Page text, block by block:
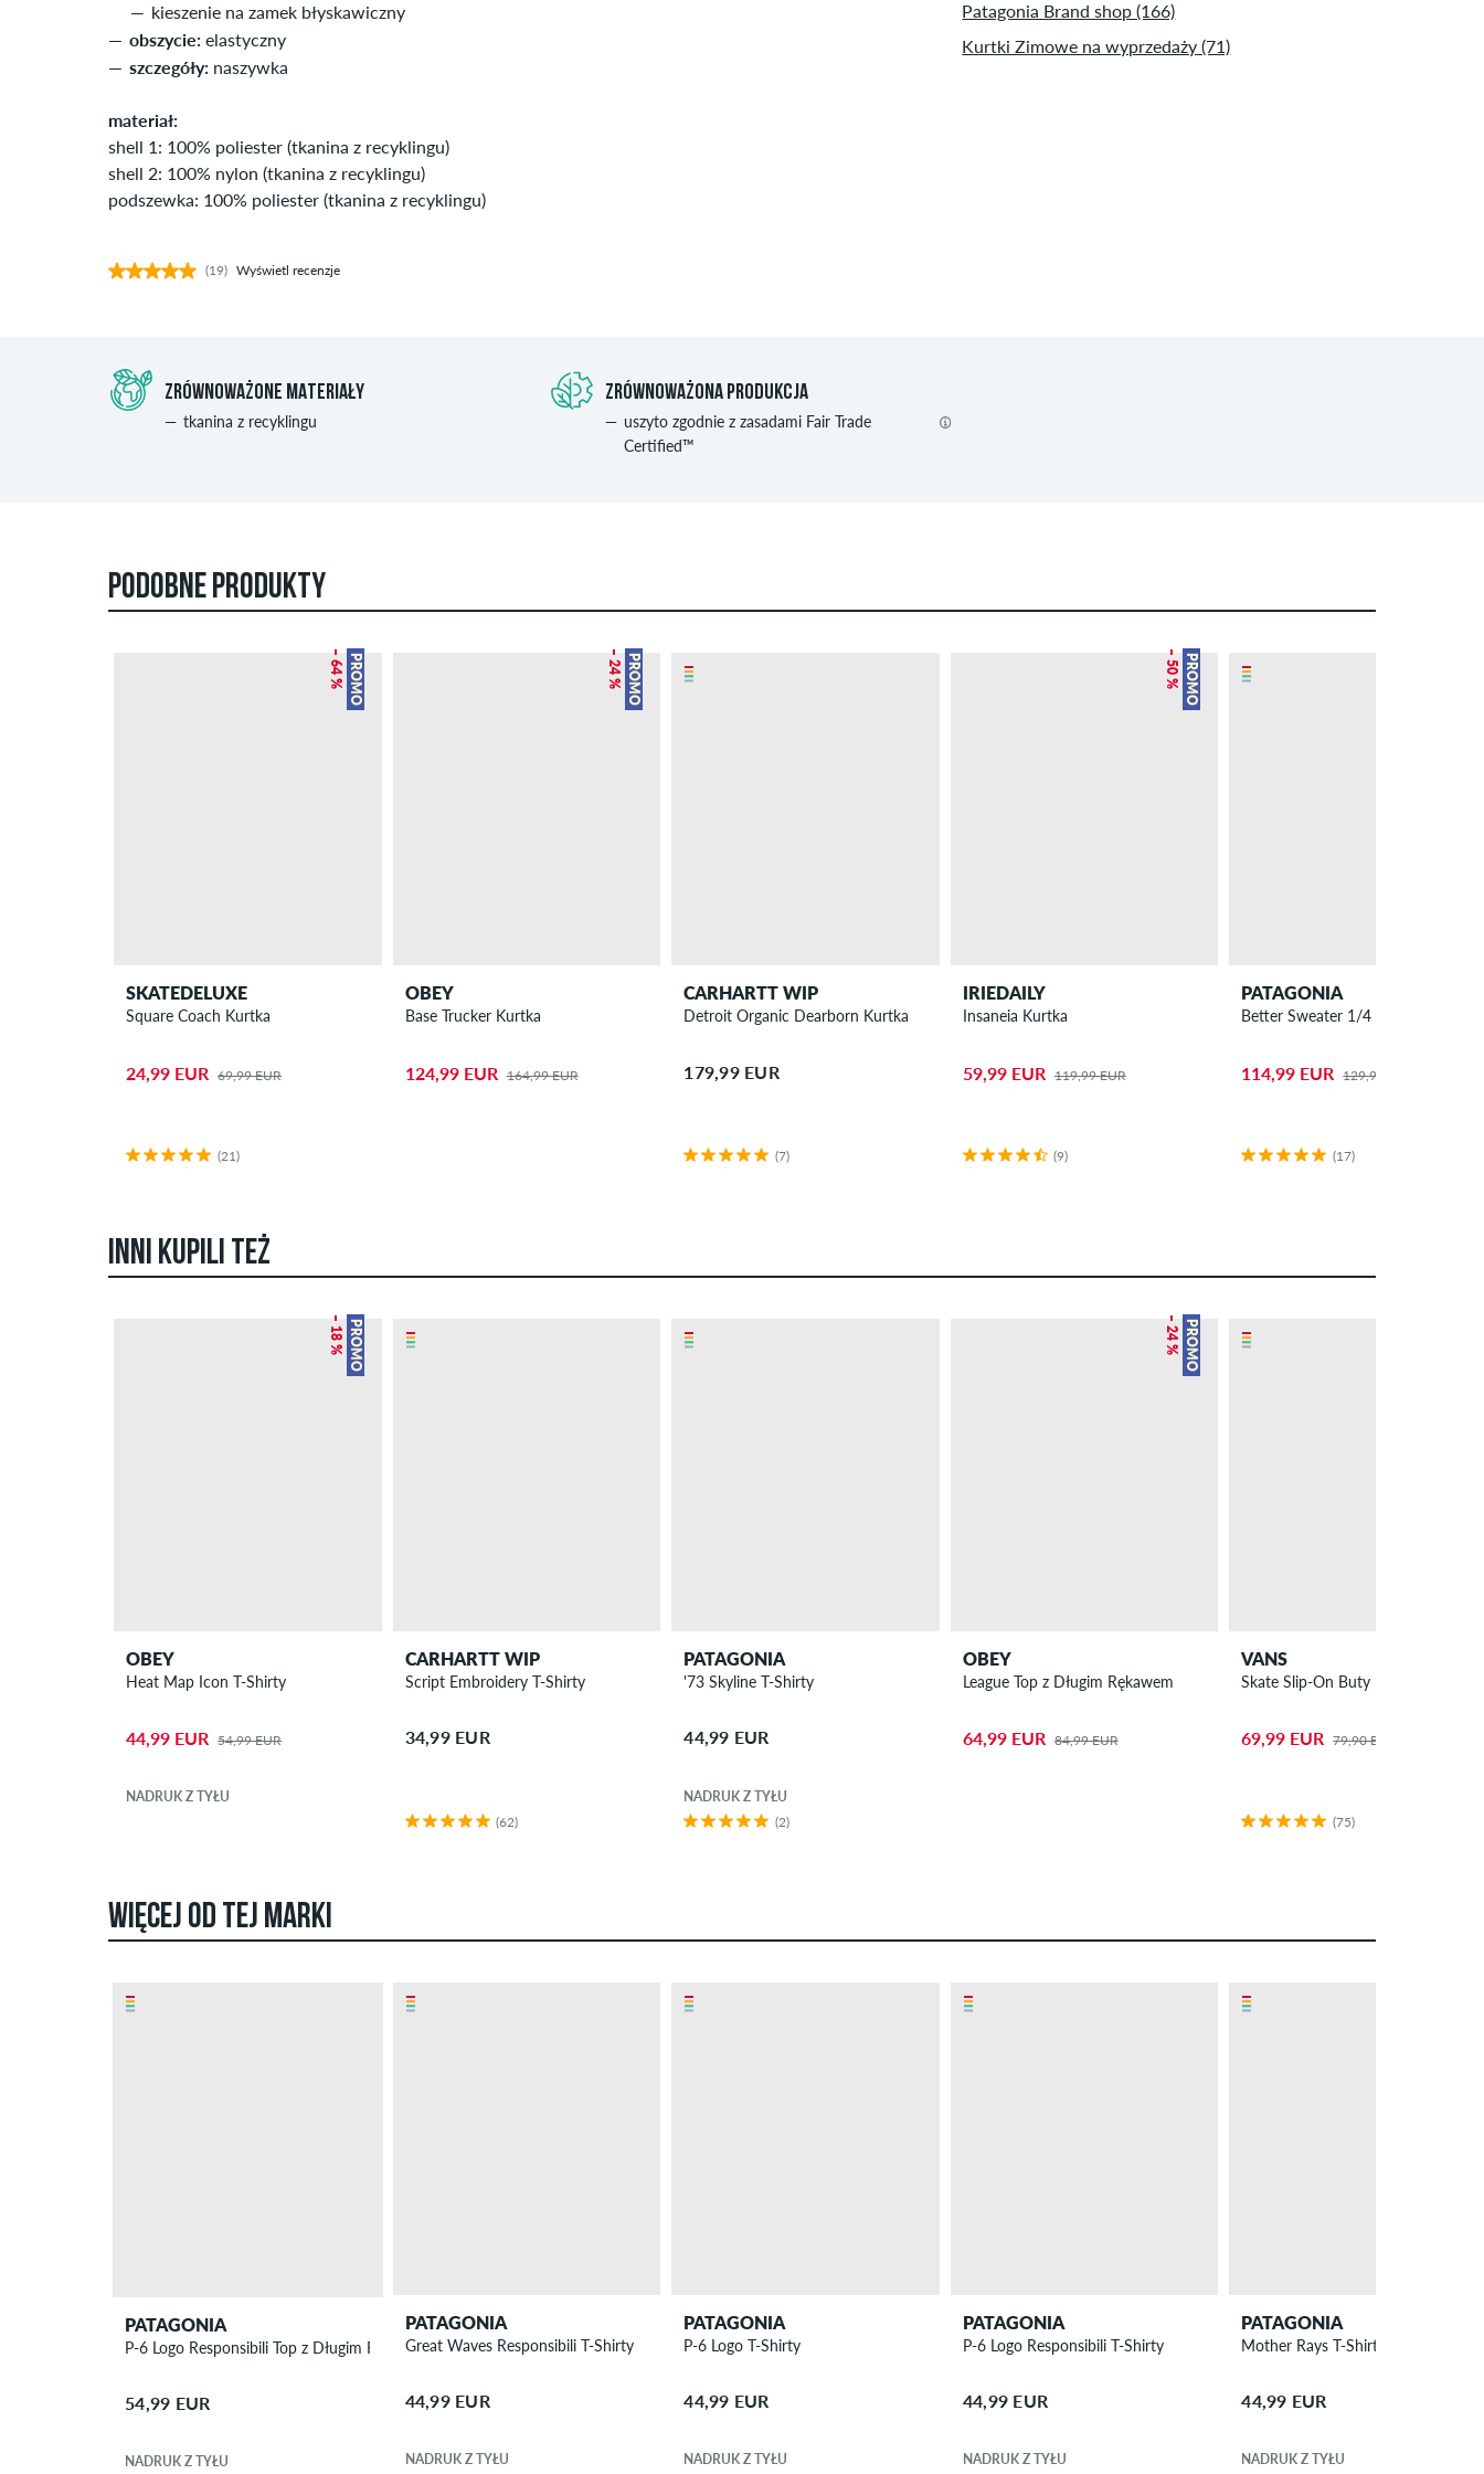
kieszenie na zamek błyskawiczny
obszycie: elastyczny
szczegóły: naszywka
materiał:
shell 1: 100% poliester (tkanina z recyklingu)
shell 2: 100% nylon (tkanina z recyklingu)
podszewka: 100% poliester (tkanina z recyklingu)
(19) Wyświetl recenzje
ZRÓWNOWAŻONE MATERIAŁY
tkanina z recyklingu
ZRÓWNOWAŻONA PRODUKCJA
uszyto zgodnie z zasadami Fair Trade
Certified™
Patagonia Brand shop (166)
Kurtki Zimowe na wyprzedaży (71)
PODOBNE PRODUKTY
PROMO
– 64 %
SKATEDELUXE
Square Coach Kurtka
24,99 EUR 69,99 EUR
(21)
PROMO
– 24 %
OBEY
Base Trucker Kurtka
124,99 EUR 164,99 EUR
CARHARTT WIP
Detroit Organic Dearborn Kurtka
179,99 EUR
(7)
PROMO
– 50 %
IRIEDAILY
Insaneia Kurtka
59,99 EUR 119,99 EUR
(9)
PATAGONIA
Better Sweater 1/4 Kurtka
114,99 EUR 129,99 EUR
(17)
INNI KUPILI TEŻ
PROMO
– 18 %
OBEY
Heat Map Icon T-Shirty
44,99 EUR 54,99 EUR
NADRUK Z TYŁU
CARHARTT WIP
Script Embroidery T-Shirty
34,99 EUR
(62)
PATAGONIA
'73 Skyline T-Shirty
44,99 EUR
NADRUK Z TYŁU
(2)
PROMO
– 24 %
OBEY
League Top z Długim Rękawem
64,99 EUR 84,99 EUR
VANS
Skate Slip-On Buty
69,99 EUR 79,90 EUR
(75)
WIĘCEJ OD TEJ MARKI
PATAGONIA
P-6 Logo Responsibili Top z Długim Rękawem
54,99 EUR
NADRUK Z TYŁU
PATAGONIA
Great Waves Responsibili T-Shirty
44,99 EUR
NADRUK Z TYŁU
PATAGONIA
P-6 Logo T-Shirty
44,99 EUR
NADRUK Z TYŁU
PATAGONIA
P-6 Logo Responsibili T-Shirty
44,99 EUR
NADRUK Z TYŁU
PATAGONIA
Mother Rays T-Shirty
44,99 EUR
NADRUK Z TYŁU